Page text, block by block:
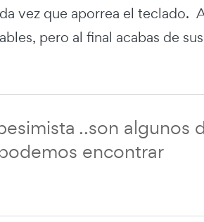
vez que aporrea el teclado.
pero al final acabas de
..son algunos
encontrar